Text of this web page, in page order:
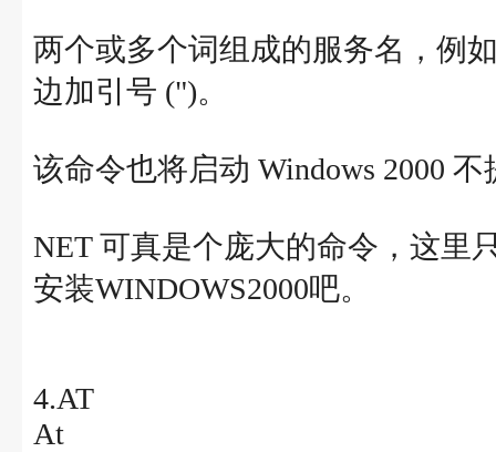
两个或多个词组成的服务名，例
边加引号 (")。
该命令也将启动 Windows 2000
NET 可真是个庞大的命令，这里
安装WINDOWS2000吧。
4.AT
At